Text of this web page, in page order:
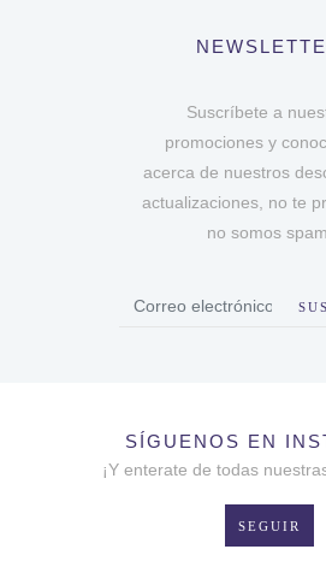
Suscríbete a
promociones y
acerca de nuestros
actualizaciones, no te
no somos
SÍGUENOS EN
¡Y enterate de todas
SEGUIR